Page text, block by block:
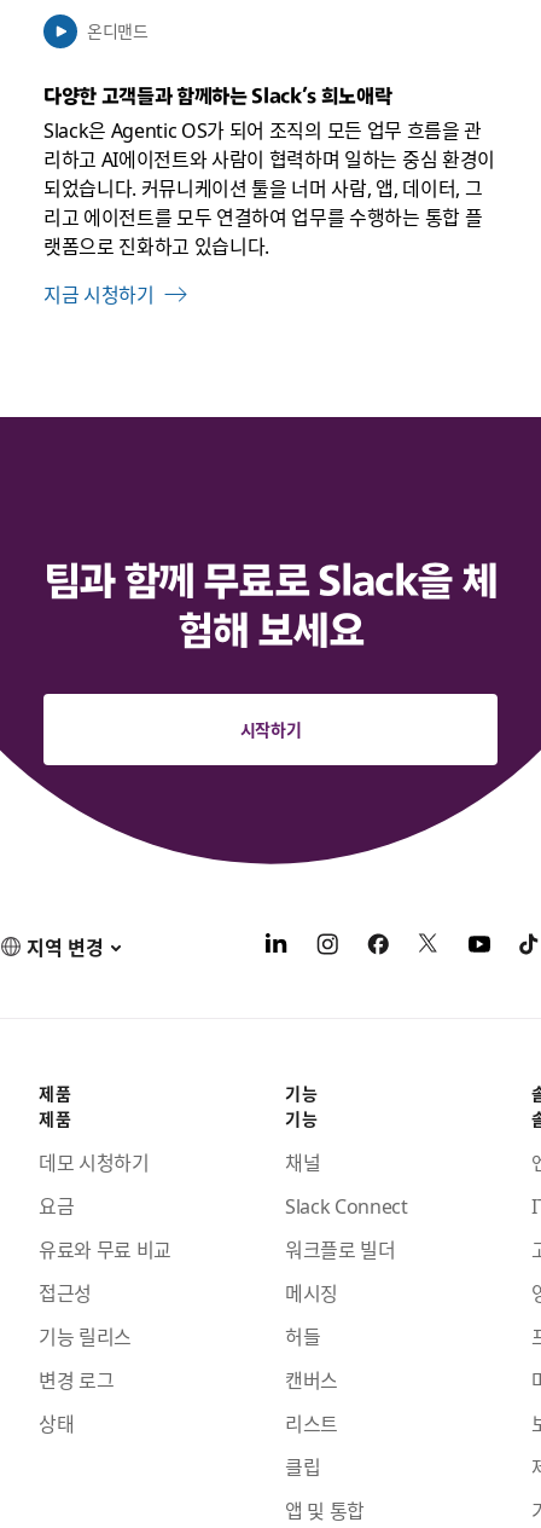
수
있
온디맨드
다양한 고객들과 함께하는 Slack’s 희노애락
Slack은 Agentic OS가 되어 조직의 모든 업무 흐름을 관
리하고 AI에이전트와 사람이 협력하며 일하는 중심 환경이
되었습니다. 커뮤니케이션 툴을 너머 사람, 앱, 데이터, 그
리고 에이전트를 모두 연결하여 업무를 수행하는 통합 플
랫폼으로 진화하고 있습니다.
지금 시청하기
팀과 함께 무료로 Slack을 체
험해 보세요
시작하기
지역 변경
제품
제품
데모 시청하기
요금
유료와 무료 비교
접근성
기능 릴리스
변경 로그
상태
기능
기능
채널
Slack Connect
워크플로 빌더
메시징
허들
캔버스
리스트
클립
앱 및 통합